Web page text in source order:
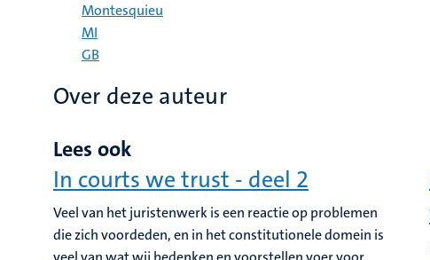
Montesquieu
MI
GB
Over deze auteur
Lees ook
In courts we trust - deel 2
Veel van het juristenwerk is een reactie op problemen
die zich voordeden, en in het constitutionele domein is